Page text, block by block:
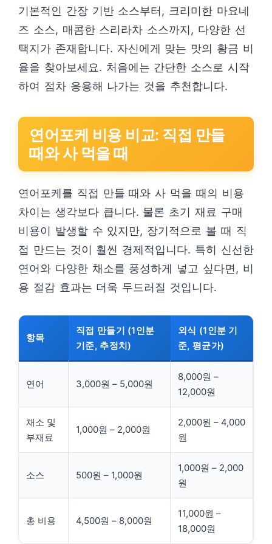
기본적인 간장 기반 소스부터, 크리미한 마요네
즈 소스, 매콤한 스리라차 소스까지, 다양한 선
택지가 존재합니다. 자신에게 맞는 맛의 황금 비
율을 찾아보세요. 처음에는 간단한 소스로 시작
하여 점차 응용해 나가는 것을 추천합니다.
연어포케 비용 비교: 직접 만들
때와 사 먹을 때
연어포케를 직접 만들 때와 사 먹을 때의 비용
차이는 생각보다 큽니다. 물론 초기 재료 구매
비용이 발생할 수 있지만, 장기적으로 볼 때 직
접 만드는 것이 훨씬 경제적입니다. 특히 신선한
연어와 다양한 채소를 풍성하게 넣고 싶다면, 비
용 절감 효과는 더욱 두드러질 것입니다.
항목
직접 만들기 (1인분
기준, 추정치)
외식 (1인분 기
준, 평균가)
연어 3,000원 – 5,000원
8,000원 –
12,000원
채소 및
부재료
1,000원 – 2,000원
2,000원 – 4,000
원
소스 500원 – 1,000원
1,000원 – 2,000
원
총 비용 4,500원 – 8,000원
11,000원 –
18,000원